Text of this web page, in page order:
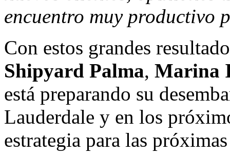
encuentro muy productivo
Con estos grandes
Shipyard Palma, Marina
está preparando su
Lauderdale y en los
estrategia para las